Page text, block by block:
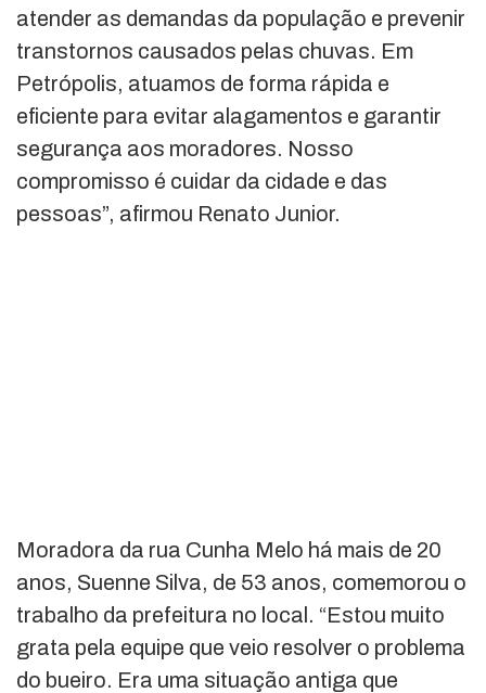
atender as demandas da população e prevenir
transtornos causados pelas chuvas. Em
Petrópolis, atuamos de forma rápida e
eficiente para evitar alagamentos e garantir
segurança aos moradores. Nosso
compromisso é cuidar da cidade e das
pessoas”, afirmou Renato Junior.
Moradora da rua Cunha Melo há mais de 20
anos, Suenne Silva, de 53 anos, comemorou o
trabalho da prefeitura no local. “Estou muito
grata pela equipe que veio resolver o problema
do bueiro. Era uma situação antiga que